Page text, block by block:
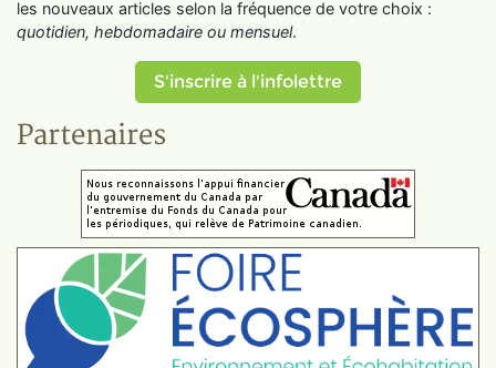
les nouveaux articles selon la fréquence de votre choix :
quotidien, hebdomadaire ou mensuel.
S'inscrire à l'infolettre
Partenaires